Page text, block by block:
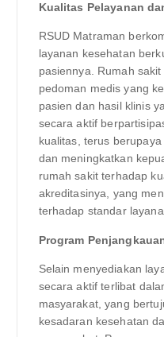
Kualitas Pelayanan
RSUD Matraman
layanan kesehatan
pasiennya. Rumah
pedoman medis yang
pasien dan hasil klinis
secara aktif
kualitas, terus
dan meningkatkan
rumah sakit terhadap
akreditasinya, yang
terhadap standar
Program
Selain menyediakan
secara aktif terlibat
masyarakat, yang
kesadaran kesehatan